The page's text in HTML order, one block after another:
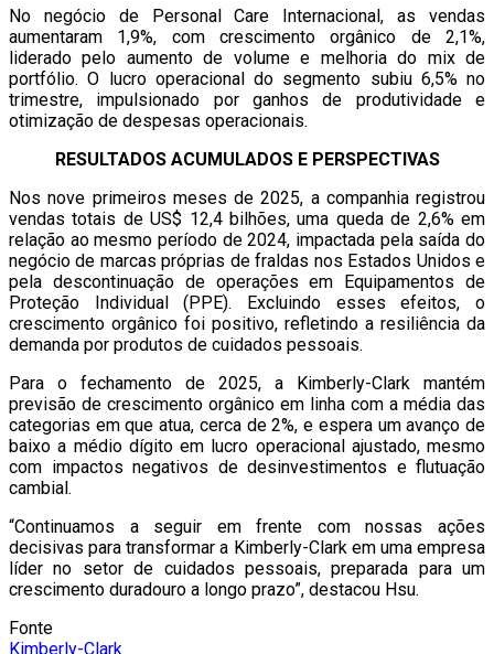
No negócio de Personal Care Internacional, as vendas
aumentaram 1,9%, com crescimento orgânico de 2,1%,
liderado pelo aumento de volume e melhoria do mix de
portfólio. O lucro operacional do segmento subiu 6,5% no
trimestre, impulsionado por ganhos de produtividade e
otimização de despesas operacionais.
RESULTADOS ACUMULADOS E PERSPECTIVAS
Nos nove primeiros meses de 2025, a companhia registrou
vendas totais de US$ 12,4 bilhões, uma queda de 2,6% em
relação ao mesmo período de 2024, impactada pela saída do
negócio de marcas próprias de fraldas nos Estados Unidos e
pela descontinuação de operações em Equipamentos de
Proteção Individual (PPE). Excluindo esses efeitos, o
crescimento orgânico foi positivo, refletindo a resiliência da
demanda por produtos de cuidados pessoais.
Para o fechamento de 2025, a Kimberly-Clark mantém
previsão de crescimento orgânico em linha com a média das
categorias em que atua, cerca de 2%, e espera um avanço de
baixo a médio dígito em lucro operacional ajustado, mesmo
com impactos negativos de desinvestimentos e flutuação
cambial.
“Continuamos a seguir em frente com nossas ações
decisivas para transformar a Kimberly-Clark em uma empresa
líder no setor de cuidados pessoais, preparada para um
crescimento duradouro a longo prazo”, destacou Hsu.
Fonte
Kimberly-Clark